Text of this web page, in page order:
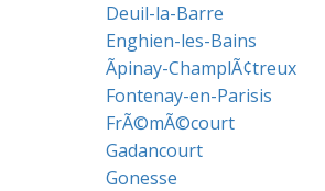
Deuil-la-Barre
Enghien-les-Bains
Ãpinay-ChamplÃ¢treux
Fontenay-en-Parisis
FrÃ©mÃ©court
Gadancourt
Gonesse